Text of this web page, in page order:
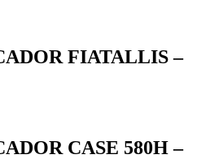
FIATALLIS –
CASE 580H –